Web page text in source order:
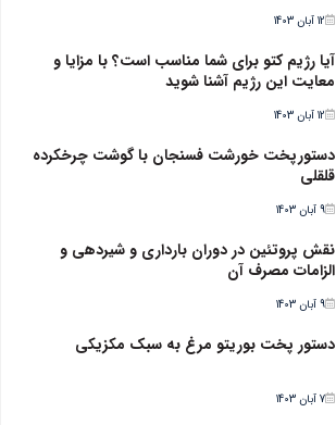
12 آبان 1403
آیا رژیم کتو برای شما مناسب است؟ با مزایا و
معایت این رژیم آشنا شوید
12 آبان 1403
دستورپخت خورشت فسنجان با گوشت چرخکرده
قلقلی
9 آبان 1403
نقش پروتئین در دوران بارداری و شیردهی و
الزامات مصرف آن
9 آبان 1403
دستور پخت بوریتو مرغ به سبک مکزیکی
7 آبان 1403